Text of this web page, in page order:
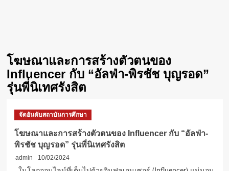
โฆษณาและการสร้างตัวตนของ
Influencer กับ “อัลฟ่า-พิรชัช บุญรอด”
รุ่นพี่นิเทศรังสิต
จัดอันดับสถาบันการศึกษา
โฆษณาและการสร้างตัวตนของ Influencer กับ “อัลฟ่า-
พิรชัช บุญรอด” รุ่นพี่นิเทศรังสิต
admin
10/02/2024